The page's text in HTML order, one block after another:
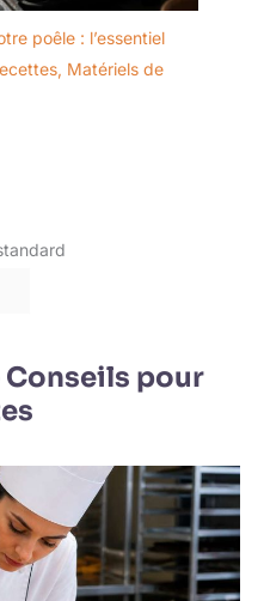
poêle : l’essentiel
, Matériels de
pour